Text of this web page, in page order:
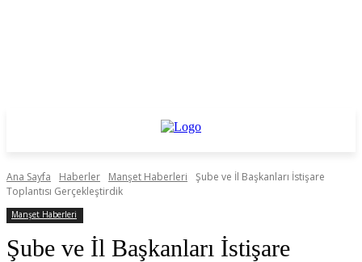
Ana Sayfa Haberler Manşet Haberleri
Şube ve İl Başkanları İstişare
Toplantısı Gerçekleştirdik
Manşet Haberleri
Şube ve İl Başkanları İstişare